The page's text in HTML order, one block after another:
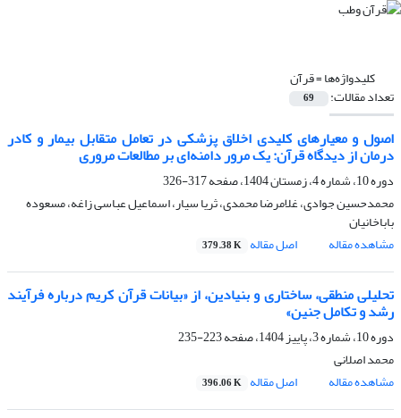
کلیدواژه‌ها =قرآن
تعداد مقالات: 69
اصول و معیارهای کلیدی اخلاق پزشکی در تعامل متقابل بیمار و کادر
درمان از دیدگاه قرآن: یک مرور دامنه‌ای بر مطالعات مروری
دوره 10، شماره 4، زمستان 1404، صفحه
317-326
محمدحسین جوادی، غلامرضا محمدی، ثریا سیار، اسماعیل عباسی زاغه، مسعوده
باباخانیان
مشاهده مقاله
اصل مقاله 379.38 K
تحلیلی منطقی، ساختاری و بنیادین، از «بیانات قرآن کریم درباره فرآیند
رشد و تکامل جنین»
دوره 10، شماره 3، پاییز 1404، صفحه
223-235
محمد اصلانی
مشاهده مقاله
اصل مقاله 396.06 K